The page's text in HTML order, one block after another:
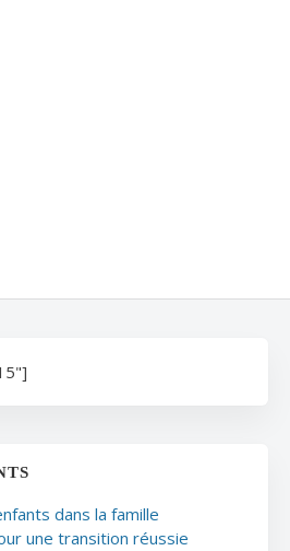
dans la famille
une transition réussie